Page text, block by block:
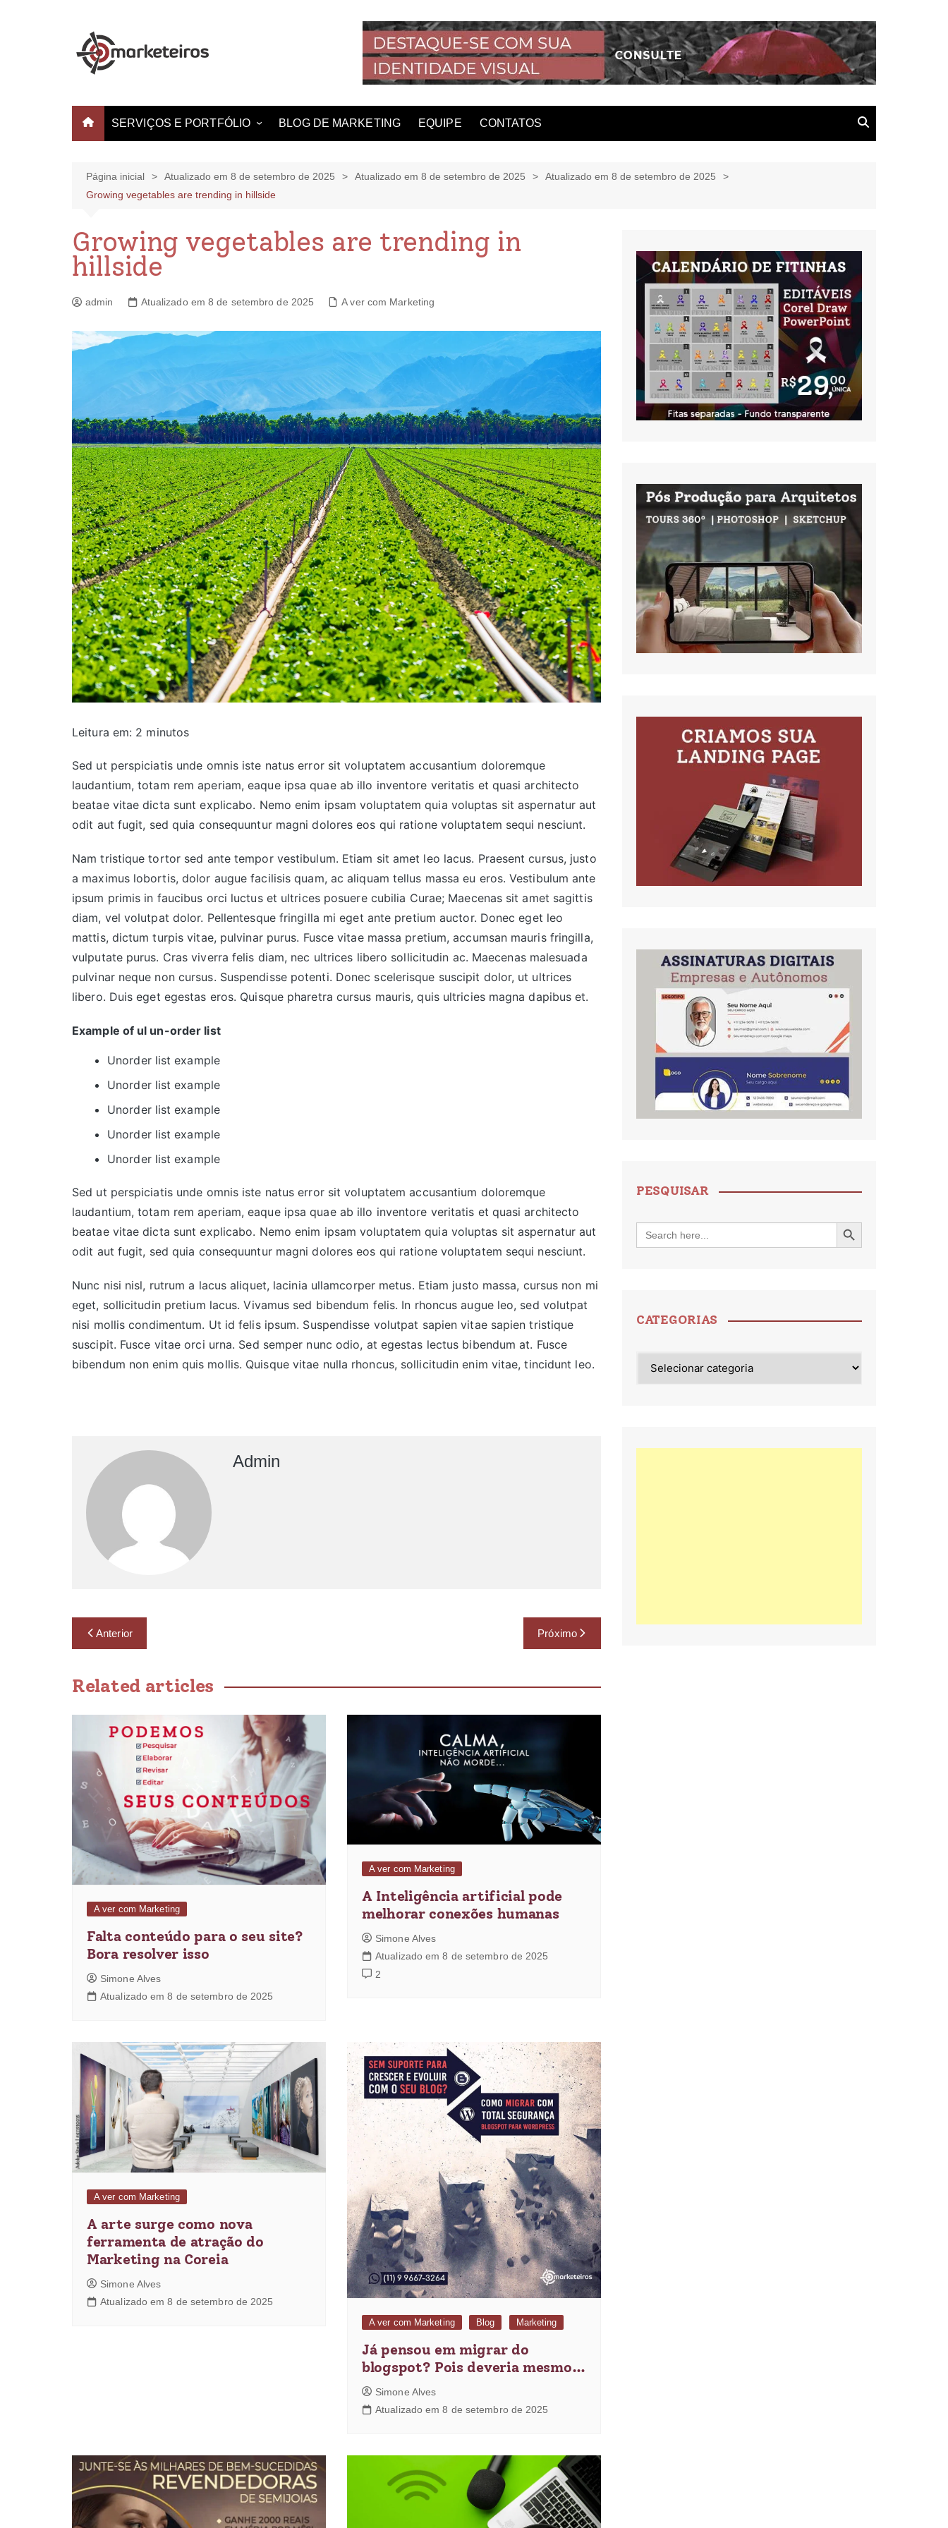
SERVIÇOS E PORTFÓLIO
Identidade Visual
Produção de Vídeo
BLOG DE MARKETING EQUIPE CONTATOS
Página inicial Atualizado em 8 de setembro de 2025 Atualizado em 8 de setembro de 2025
Atualizado em 8 de setembro de 2025
Growing vegetables are trending in hillside
Growing vegetables are trending in
hillside
admin Atualizado em 8 de setembro de 2025 A ver com Marketing
Leitura em: 2 minutos
Sed ut perspiciatis unde omnis iste natus error sit voluptatem accusantium doloremque
laudantium, totam rem aperiam, eaque ipsa quae ab illo inventore veritatis et quasi architecto
beatae vitae dicta sunt explicabo. Nemo enim ipsam voluptatem quia voluptas sit aspernatur aut
odit aut fugit, sed quia consequuntur magni dolores eos qui ratione voluptatem sequi nesciunt.
Nam tristique tortor sed ante tempor vestibulum. Etiam sit amet leo lacus. Praesent cursus, justo
a maximus lobortis, dolor augue facilisis quam, ac aliquam tellus massa eu eros. Vestibulum ante
ipsum primis in faucibus orci luctus et ultrices posuere cubilia Curae; Maecenas sit amet sagittis
diam, vel volutpat dolor. Pellentesque fringilla mi eget ante pretium auctor. Donec eget leo
mattis, dictum turpis vitae, pulvinar purus. Fusce vitae massa pretium, accumsan mauris fringilla,
vulputate purus. Cras viverra felis diam, nec ultrices libero sollicitudin ac. Maecenas malesuada
pulvinar neque non cursus. Suspendisse potenti. Donec scelerisque suscipit dolor, ut ultrices
libero. Duis eget egestas eros. Quisque pharetra cursus mauris, quis ultricies magna dapibus et.
Example of ul un-order list
Unorder list example
Unorder list example
Unorder list example
Unorder list example
Unorder list example
Sed ut perspiciatis unde omnis iste natus error sit voluptatem accusantium doloremque
laudantium, totam rem aperiam, eaque ipsa quae ab illo inventore veritatis et quasi architecto
beatae vitae dicta sunt explicabo. Nemo enim ipsam voluptatem quia voluptas sit aspernatur aut
odit aut fugit, sed quia consequuntur magni dolores eos qui ratione voluptatem sequi nesciunt.
Nunc nisi nisl, rutrum a lacus aliquet, lacinia ullamcorper metus. Etiam justo massa, cursus non mi
eget, sollicitudin pretium lacus. Vivamus sed bibendum felis. In rhoncus augue leo, sed volutpat
nisi mollis condimentum. Ut id felis ipsum. Suspendisse volutpat sapien vitae sapien tristique
suscipit. Fusce vitae orci urna. Sed semper nunc odio, at egestas lectus bibendum at. Fusce
bibendum non enim quis mollis. Quisque vitae nulla rhoncus, sollicitudin enim vitae, tincidunt leo.
Admin
Anterior Próximo
Related articles
A ver com Marketing
Falta conteúdo para o seu site?
Bora resolver isso
Simone Alves
Atualizado em 8 de setembro de 2025
A ver com Marketing
A Inteligência artificial pode
melhorar conexões humanas
Simone Alves
Atualizado em 8 de setembro de 2025
2
A ver com Marketing
A arte surge como nova
ferramenta de atração do
Marketing na Coreia
Simone Alves
Atualizado em 8 de setembro de 2025
A ver com Marketing Blog Marketing
Já pensou em migrar do
blogspot? Pois deveria mesmo…
Simone Alves
Atualizado em 8 de setembro de 2025
PESQUISAR
Search
for:
Search Button
CATEGORIAS